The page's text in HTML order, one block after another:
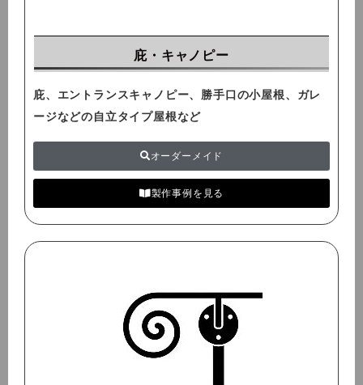
庇・キャノピー
庇、エントランスキャノピー、勝手口の小屋根、ガレ
ージなどの自立タイプ屋根など
オーダーメイド
製作事例を見る